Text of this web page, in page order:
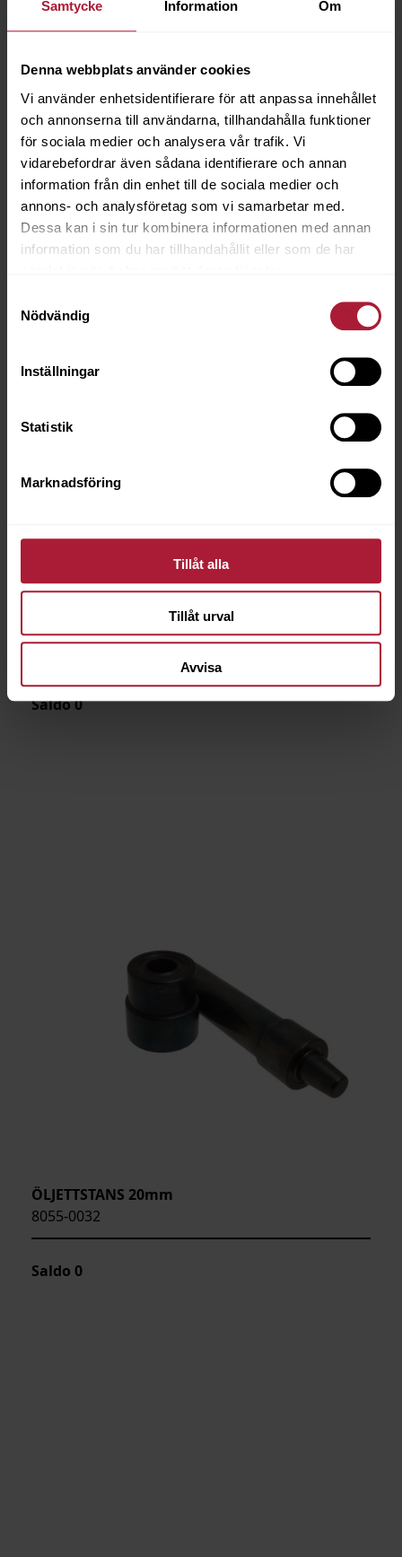
Samtycke Information Om
Denna webbplats använder cookies
Vi använder enhetsidentifierare för att anpassa innehållet
och annonserna till användarna, tillhandahålla funktioner
för sociala medier och analysera vår trafik. Vi
vidarebefordrar även sådana identifierare och annan
information från din enhet till de sociala medier och
annons- och analysföretag som vi samarbetar med.
Dessa kan i sin tur kombinera informationen med annan
information som du har tillhandahållit eller som de har
Nödvändig
Inställningar
Statistik
Marknadsföring
Tillåt alla
Tillåt urval
Avvisa
ÖLJETTSTANS 29B / AR 13mm
Saldo0
8055-0030
Saldo0
ÖLJETTSTANS 20mm
8055-0032
Saldo 0